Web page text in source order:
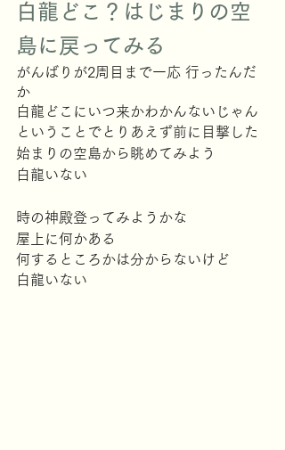
白龍どこ？はじまりの空
島に戻ってみる
がんばりが2周目まで一応 行ったんだ
か
白龍どこにいつ来かわかんないじゃん
ということでとりあえず前に目撃した
始まりの空島から眺めてみよう
白龍いない
時の神殿登ってみようかな
屋上に何かある
何するところかは分からないけど
白龍いない